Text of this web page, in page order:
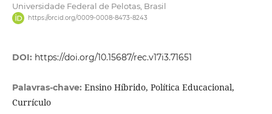
Universidade Federal de Pelotas, Brasil
https://orcid.org/0009-0008-8473-8243
DOI: https://doi.org/10.15687/rec.v17i3.71651
Palavras-chave: Ensino Híbrido, Política Educacional,
Currículo